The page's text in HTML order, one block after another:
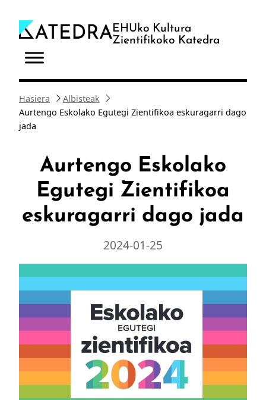
edukira
EHUko Kultura
Zientifikoko Katedra
Hasiera
Albisteak
Aurtengo Eskolako Egutegi Zientifikoa eskuragarri dago
jada
Aurtengo Eskolako
Egutegi Zientifikoa
eskuragarri dago jada
2024-01-25